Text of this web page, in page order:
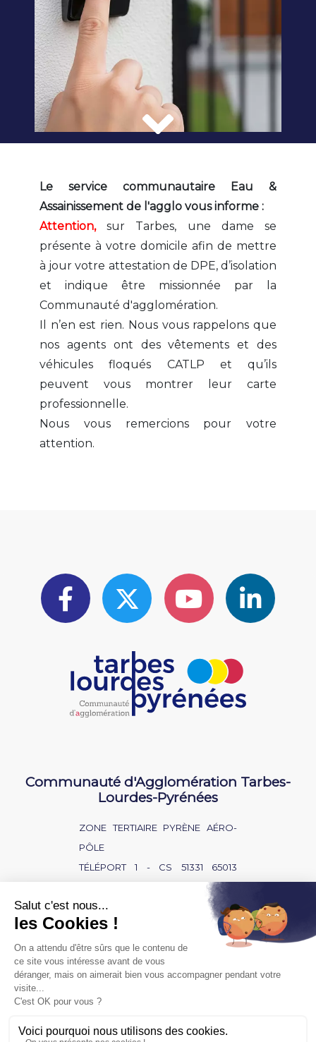
Le service communautaire Eau &
Assainissement de l'agglo vous informe :
Attention,sur Tarbes, une dame se
présente à votre domicile afin de mettre
à jour votre attestation de DPE, d’isolation
et indique être missionnée par la
Communauté d'agglomération.
Il n’en est rien. Nous vous rappelons que
nos agents ont des vêtements et des
véhicules floqués CATLP et qu’ils
peuvent vous montrer leur carte
professionnelle.
Nous vous remercions pour votre
attention.
Communauté d'Agglomération Tarbes-
Lourdes-Pyrénées
ZONE TERTIAIRE PYRÈNE AÉRO-
PÔLE
TÉLÉPORT 1 - CS 51331 65013
BAISSE D'AUDITION ?
SOURD OU MALENTENDANT ?
POLITIQUE DE CONFIDENTIALITÉ